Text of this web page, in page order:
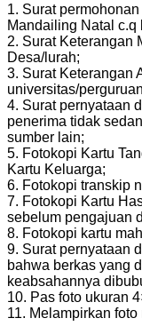
1. Surat
Mandailing Natal
2. Surat Keterangan
Desa/lurah;
3. Surat Keterangan
universitas/
4. Surat pernyataan
penerima tidak
sumber lain;
5. Fotokopi Kartu
Kartu Keluarga;
6. Fotokopi transkip
7. Fotokopi Kartu
sebelum pengajuan
8. Fotokopi kartu
9. Surat pernyataan
bahwa berkas yang
keabsahannya
10. Pas foto ukuran
11. Melampirkan foto